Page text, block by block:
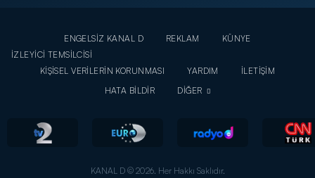
ENGELSİZ KANAL D REKLAM
KÜNYE
İZLEYİCİ TEMSİLCİSİ
KİŞİSEL VERİLERİN KORUNMASI
YARDIM
İLETİŞİM
HATA BİLDİR
DİĞER
KANAL D © 2026. Her Hakkı Saklıdır.